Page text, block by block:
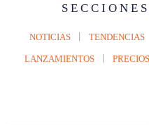
NOTICIAS TENDENCIAS
LANZAMIENTOS